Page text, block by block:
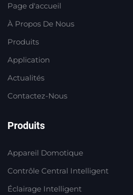
Page d'accueil
À Propos De Nous
Produits
Application
Actualités
Contactez-Nous
Produits
Appareil Domotique
Contrôle Central Intelligent
Éclairage Intelligent